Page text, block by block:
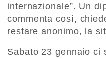
internazionale”. Un
commenta così,
restare anonimo, la
Sabato 23 gennaio ci